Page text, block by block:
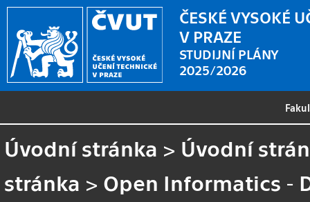
ČESKÉ VYSOKÉ
V PRAZE
STUDIJNÍ PLÁNY
2025/2026
Úvodní stránka > Úvodní
stránka > Open Informatics -